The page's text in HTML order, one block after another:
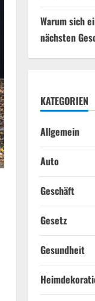
Warum sich
nächsten
KATEGORIEN
Allgemein
Auto
Geschäft
Gesetz
Gesundheit